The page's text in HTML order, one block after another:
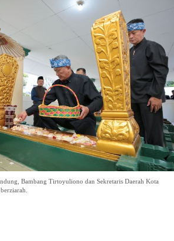
Bambang Tirtoyuliono dan Sekretaris Daerah Kota